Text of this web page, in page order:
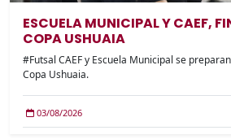
ESCUELA MUNICIPAL Y CAEF,
COPA USHUAIA
#Futsal CAEF y Escuela Municipal se
Copa Ushuaia.
03/08/2026